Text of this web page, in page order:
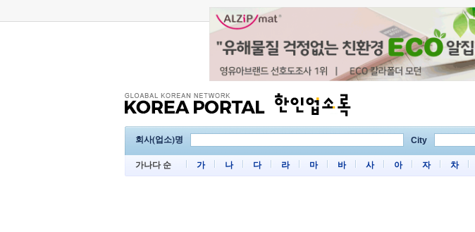
회사(업소)명 City
가나다 순 가 나 다 라 마 바 사 아 자 차